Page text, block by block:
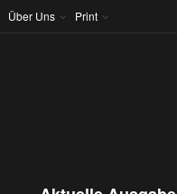
Über Uns Print